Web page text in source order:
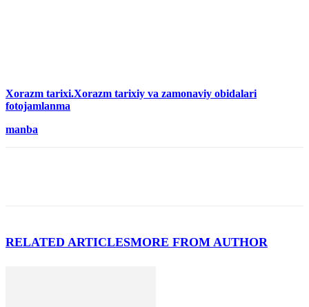
Xorazm tarixi.Xorazm tarixiy va zamonaviy obidalari
fotojamlanma
manba
RELATED ARTICLESMORE FROM AUTHOR